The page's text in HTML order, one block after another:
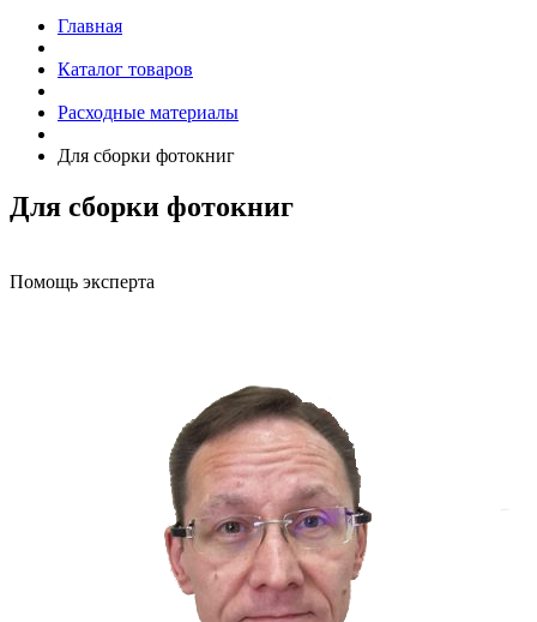
Главная
Каталог товаров
Расходные материалы
Для сборки фотокниг
Для сборки фотокниг
Помощь эксперта